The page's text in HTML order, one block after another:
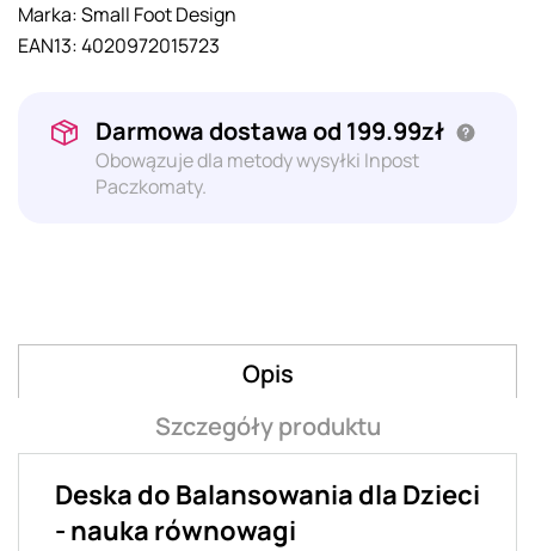
Marka:Small Foot Design
EAN13:4020972015723
Darmowa dostawa od 199.99zł
Obowązuje dla metody wysyłki Inpost
Paczkomaty.
Opis
Szczegóły produktu
Deska do Balansowania dla Dzieci
- nauka równowagi